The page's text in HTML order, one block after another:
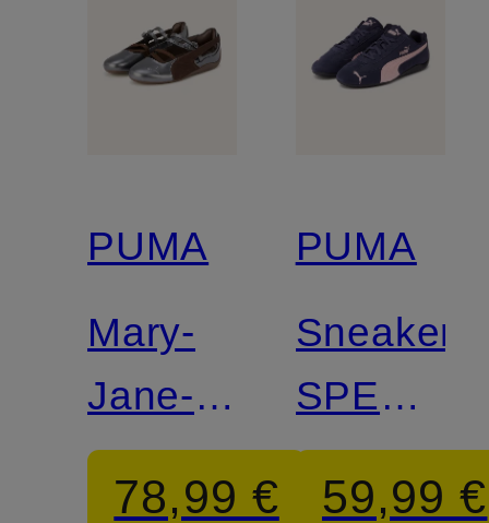
PUMA
Mary-
Jane-
Ballerinas
78,99 €
PUMA
Sneaker
OG
59,99 €